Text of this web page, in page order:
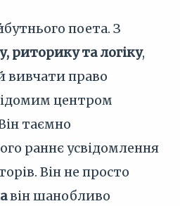
поета. З
риторику та логіку,
вивчати право
центром
таємно
раннє усвідомлення
Він не просто
він шанобливо